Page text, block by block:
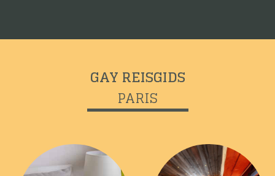
GAY REISGIDS
PARIS